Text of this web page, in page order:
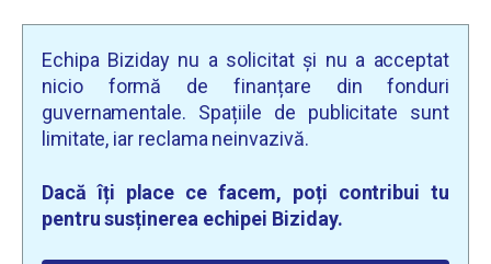
Echipa Biziday nu a solicitat și nu a acceptat
nicio formă de finanțare din fonduri
guvernamentale. Spațiile de publicitate sunt
limitate, iar reclama neinvazivă.
Dacă îți place ce facem, poți contribui tu
pentru susținerea echipei Biziday.